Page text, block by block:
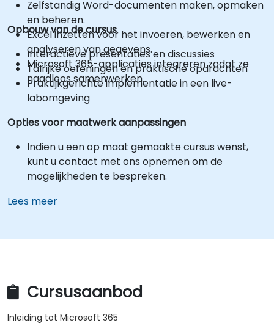
Zelfstandig Word-documenten maken, opmaken
en beheren.
Excel inzetten voor het invoeren, bewerken en
analyseren van gegevens.
Microsoft 365-applicaties integreren zodat ze
naadloos samenwerken.
Opbouw van de cursus
Interactieve presentaties en discussies
Talrijke oefeningen en praktische opdrachten
Praktijkgerichte implementatie in een live-
labomgeving
Opties voor maatwerk aanpassingen
Indien u een op maat gemaakte cursus wenst,
kunt u contact met ons opnemen om de
mogelijkheden te bespreken.
Lees meer
Cursusaanbod
Inleiding tot Microsoft 365